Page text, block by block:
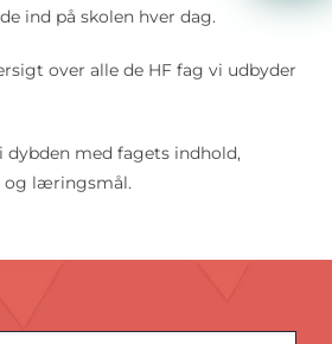
ind på skolen hver dag.
over alle de HF fag vi udbyder
dybden med fagets indhold,
og læringsmål.